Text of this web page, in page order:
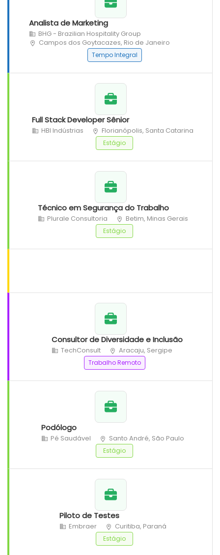
Analista de Marketing
BHG - Brazilian Hospitality Group
Campos dos Goytacazes, Rio de Janeiro
Tempo Integral
Full Stack Developer Sênior
HBI Indústrias Florianópolis, Santa Catarina
Estágio
Técnico em Segurança do Trabalho
Plurale Consultoria Betim, Minas Gerais
Estágio
Consultor de Diversidade e Inclusão
TechConsult Aracaju, Sergipe
Trabalho Remoto
Podólogo
Pé Saudável Santo André, São Paulo
Estágio
Piloto de Testes
Embraer Curitiba, Paraná
Estágio